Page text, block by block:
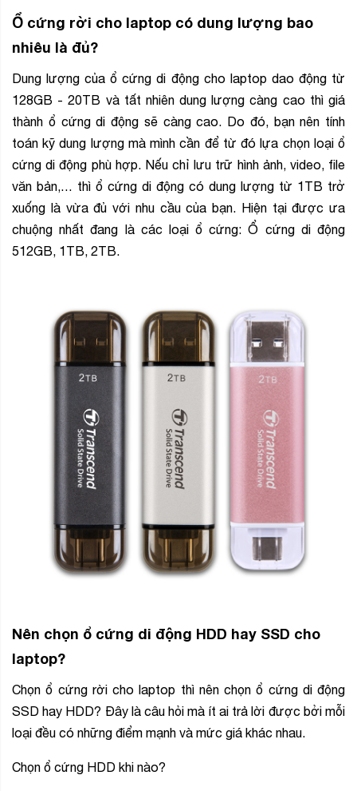
Ổ cứng rời cho laptop có dung lượng bao
nhiêu là đủ?
Dung lượng của ổ cứng di động cho laptop dao động từ
128GB - 20TB và tất nhiên dung lượng càng cao thì giá
thành ổ cứng di động sẽ càng cao. Do đó, bạn nên tính
toán kỹ dung lượng mà mình cần để từ đó lựa chọn loại ổ
cứng di động phù hợp. Nếu chỉ lưu trữ hình ảnh, video, file
văn bản,… thì ổ cứng di động có dung lượng từ 1TB trở
xuống là vừa đủ với nhu cầu của bạn. Hiện tại được ưa
chuộng nhất đang là các loại ổ cứng: Ổ cứng di động
512GB, 1TB, 2TB.
Nên chọn ổ cứng di động HDD hay SSD cho
laptop?
Chọn ổ cứng rời cho laptop thì nên chọn ổ cứng di động
SSD hay HDD? Đây là câu hỏi mà ít ai trả lời được bởi mỗi
loại đều có những điểm mạnh và mức giá khác nhau.
Chọn ổ cứng HDD khi nào?